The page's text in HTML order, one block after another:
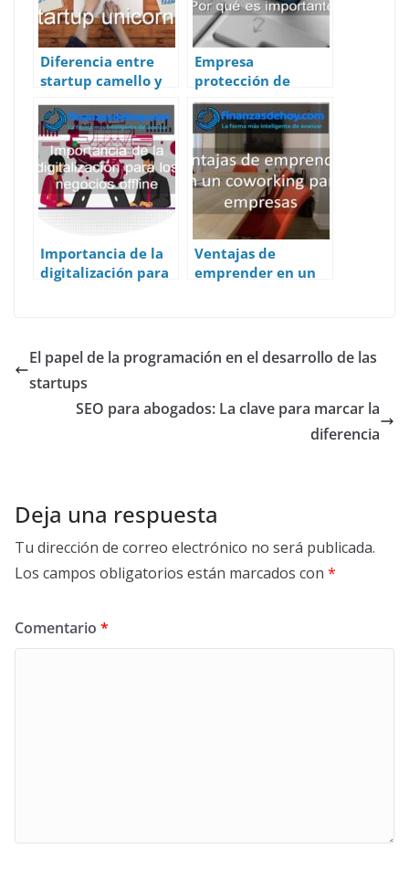
p k
Diferencia entre
startup camello y
startup unicornio
Empresa
protección de
datos: ¿Por qué es
importante?
Importancia de la
digitalización para
Ventajas de
emprender en un
El papel de la programación en el desarrollo de las
startups
SEO para abogados: La clave para marcar la
diferencia
Deja una respuesta
Tu dirección de correo electrónico no será publicada.
Los campos obligatorios están marcados con *
Comentario *